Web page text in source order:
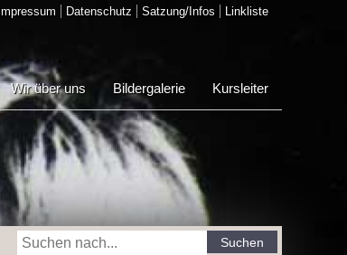
Impressum Datenschutz Satzung/Infos Linkliste
Kursleiter
Bildergalerie
Wir über uns
Suchen